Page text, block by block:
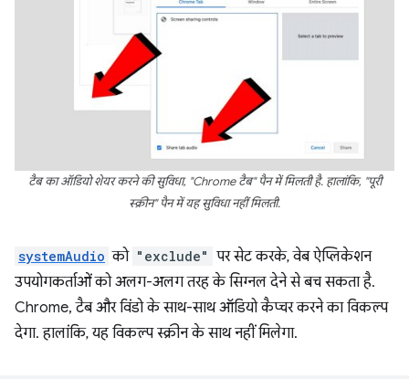
टैब का ऑडियो शेयर करने की सुविधा, "Chrome टैब" पैन में मिलती है. हालांकि, "पूरी
स्क्रीन" पैन में यह सुविधा नहीं मिलती.
systemAudio को "exclude" पर सेट करके, वेब ऐप्लिकेशन
उपयोगकर्ताओं को अलग-अलग तरह के सिग्नल देने से बच सकता है.
Chrome, टैब और विंडो के साथ-साथ ऑडियो कैप्चर करने का विकल्प
देगा. हालांकि, यह विकल्प स्क्रीन के साथ नहीं मिलेगा.